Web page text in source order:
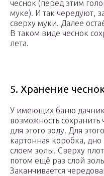
чеснок (перед этим
муке). И так чередуют,
сверху муки. Далее
В таком виде чеснок
лета.
5. Хранение
У имеющих баню
возможность сохранить
для этого золу. Для
картонная коробка, дно
слоем золы. Сверху
потом ещё раз слой
Заканчивается